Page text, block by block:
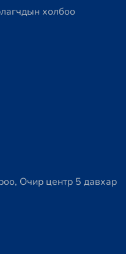
холбоо
Очир центр 5 давхар